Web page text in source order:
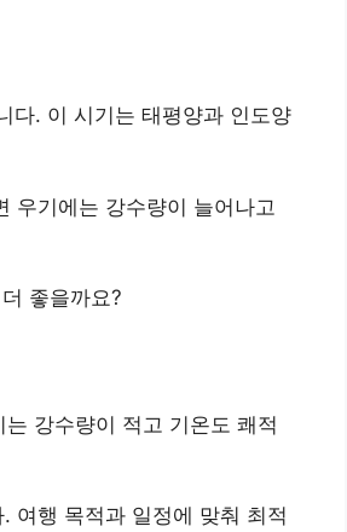
다. 이 시기는 태평양과 인도양
우기에는 강수량이 늘어나고
좋을까요?
강수량이 적고 기온도 쾌적
여행 목적과 일정에 맞춰 최적